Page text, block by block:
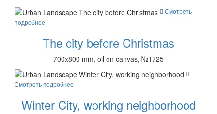
Смотреть
подробнее
The city before Christmas
700x800 mm, oil on canvas, №1725
Смотреть подробнее
Winter City, working neighborhood